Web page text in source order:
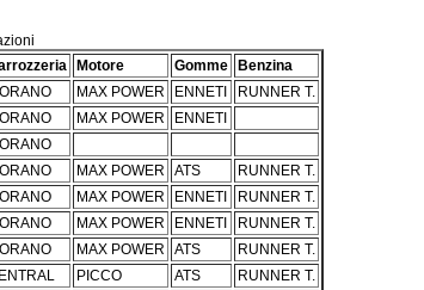
Motore Gomme
Benzina
MAX POWER ENNETI
RUNNER T.
MAX POWER
ENNETI
MAX POWER ATS
RUNNER T.
MAX POWER ENNETI
RUNNER T.
MAX POWER ENNETI
RUNNER T.
MAX POWER ATS
RUNNER T.
PICCO ATS
RUNNER T.